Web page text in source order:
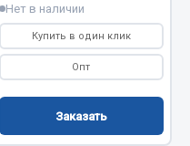
Нет в наличии
Купить в один клик
Опт
Заказать